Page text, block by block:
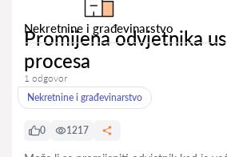
Nekretnine i građevinarstvo
Promijena odvjetnika
procesa
1 odgovor
Nekretnine i građevinarstvo
0 1217